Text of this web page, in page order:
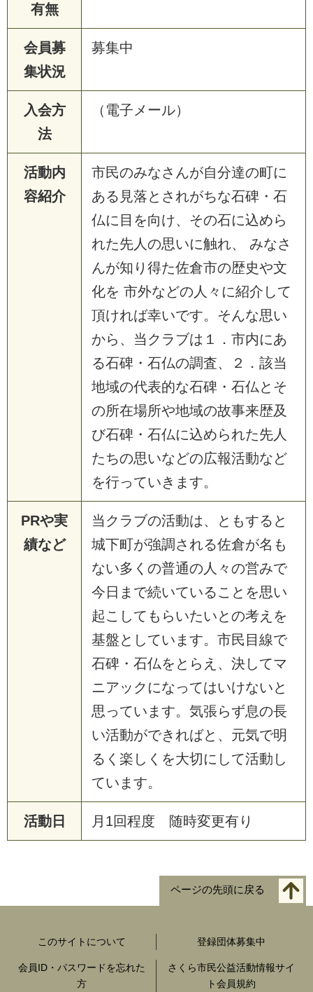
有無
会員募
集状況
募集中
入会方
法
（電子メール）
活動内
容紹介
市民のみなさんが自分達の町に
ある見落とされがちな石碑・石
仏に目を向け、その石に込めら
れた先人の思いに触れ、 みなさ
んが知り得た佐倉市の歴史や文
化を 市外などの人々に紹介して
頂ければ幸いです。そんな思い
から、当クラブは１．市内にあ
る石碑・石仏の調査、２．該当
地域の代表的な石碑・石仏とそ
の所在場所や地域の故事来歴及
び石碑・石仏に込められた先人
たちの思いなどの広報活動など
を行っていきます。
PRや実
績など
当クラブの活動は、ともすると
城下町が強調される佐倉が名も
ない多くの普通の人々の営みで
今日まで続いていることを思い
起こしてもらいたいとの考えを
基盤としています。市民目線で
石碑・石仏をとらえ、決してマ
ニアックになってはいけないと
思っています。気張らず息の長
い活動ができればと、元気で明
るく楽しくを大切にして活動し
ています。
活動日 月1回程度 随時変更有り
ページの先頭に戻る
このサイトについて 登録団体募集中
会員ID・パスワードを忘れた
方
さくら市民公益活動情報サイ
ト会員規約